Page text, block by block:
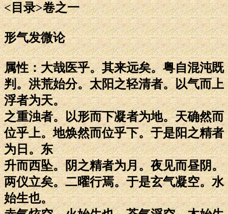
<目录>卷之一
形气发微论
属性：大哉医乎。其来远矣。粤自混沌既
判。洪荒始分。太阳之轻清者。以气而上
浮者为天。
之重浊者。以形而下凝者为地。天确然而
位乎上。地焕然而位乎下。于是阳之精者
为日。东
升而西坠。阴之精者为月。夜见而昼阴。
两仪立矣。二曜行焉。于是玄气凝空。水
始生也。